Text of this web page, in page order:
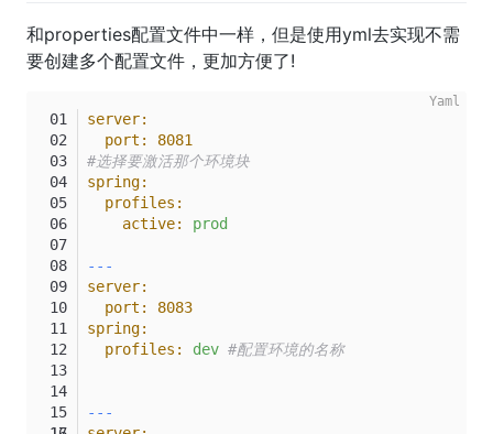
和properties配置文件中一样，但是使用yml去实现不需
要创建多个配置文件，更加方便了!
server:
port:
8081
#选择要激活那个环境块
spring:
profiles:
active:
prod
---
server:
port:
8083
spring:
profiles:
dev #配置环境的名称
---